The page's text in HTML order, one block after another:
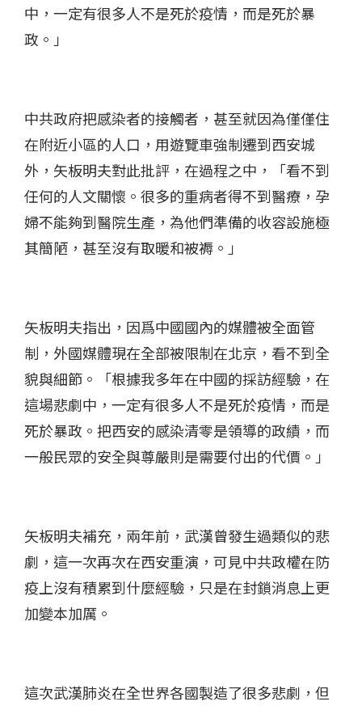
中，一定有很多人不是死於疫情，而是死於暴
政。」
中共政府把感染者的接觸者，甚至就因為僅僅住
在附近小區的人口，用遊覽車強制遷到西安城
外，矢板明夫對此批評，在過程之中，「看不到
任何的人文關懷。很多的重病者得不到醫療，孕
婦不能夠到醫院生產，為他們準備的收容設施極
其簡陋，甚至沒有取暖和被褥。」
矢板明夫指出，因爲中國國內的媒體被全面管
制，外國媒體現在全部被限制在北京，看不到全
貌與細節。「根據我多年在中國的採訪經驗，在
這場悲劇中，一定有很多人不是死於疫情，而是
死於暴政。把西安的感染清零是領導的政績，而
一般民眾的安全與尊嚴則是需要付出的代價。」
矢板明夫補充，兩年前，武漢曾發生過類似的悲
劇，這一次再次在西安重演，可見中共政權在防
疫上沒有積累到什麼經驗，只是在封鎖消息上更
加變本加厲。
這次武漢肺炎在全世界各國製造了很多悲劇，但